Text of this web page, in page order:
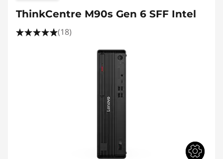
ThinkCentre M90s Gen 6 SFF Intel
(18)